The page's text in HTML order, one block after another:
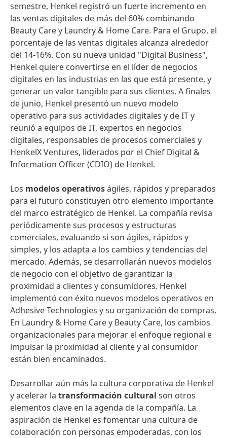
semestre, Henkel registró un fuerte incremento en
las ventas digitales de más del 60% combinando
Beauty Care y Laundry & Home Care. Para el Grupo, el
porcentaje de las ventas digitales alcanza alrededor
del 14-16%. Con su nueva unidad "Digital Business",
Henkel quiere convertirse en el líder de negocios
digitales en las industrias en las que está presente, y
generar un valor tangible para sus clientes. A finales
de junio, Henkel presentó un nuevo modelo
operativo para sus actividades digitales y de IT y
reunió a equipos de IT, expertos en negocios
digitales, responsables de procesos comerciales y
HenkelX Ventures, liderados por el Chief Digital &
Information Officer (CDIO) de Henkel.
Los modelos operativoságiles, rápidos y preparados
para el futuro constituyen otro elemento importante
del marco estratégico de Henkel. La compañía revisa
periódicamente sus procesos y estructuras
comerciales, evaluando si son ágiles, rápidos y
simples, y los adapta a los cambios y tendencias del
mercado. Además, se desarrollarán nuevos modelos
de negocio con el objetivo de garantizar la
proximidad a clientes y consumidores. Henkel
implementó con éxito nuevos modelos operativos en
Adhesive Technologies y su organización de compras.
En Laundry & Home Care y Beauty Care, los cambios
organizacionales para mejorar el enfoque regional e
impulsar la proximidad al cliente y al consumidor
están bien encaminados.
Desarrollar aún más la cultura corporativa de Henkel
y acelerar la transformación cultural son otros
elementos clave en la agenda de la compañía. La
aspiración de Henkel es fomentar una cultura de
colaboración con personas empoderadas, con los